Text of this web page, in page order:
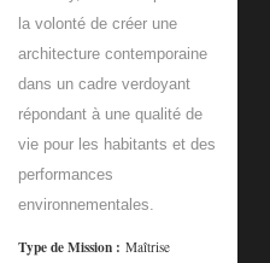
la volonté de créer une
architecture contemporaine
dans un cadre verdoyant
répondant à une qualité de
vie pour les habitants et des
performances
environnementales.
Type de Mission : Maîtrise